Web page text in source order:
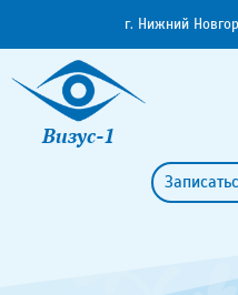
к
содержимому
г. Нижний
Визус-1